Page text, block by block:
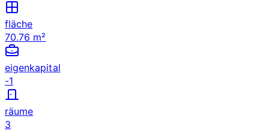
fläche
70.76 m²
eigenkapital
-1
räume
3